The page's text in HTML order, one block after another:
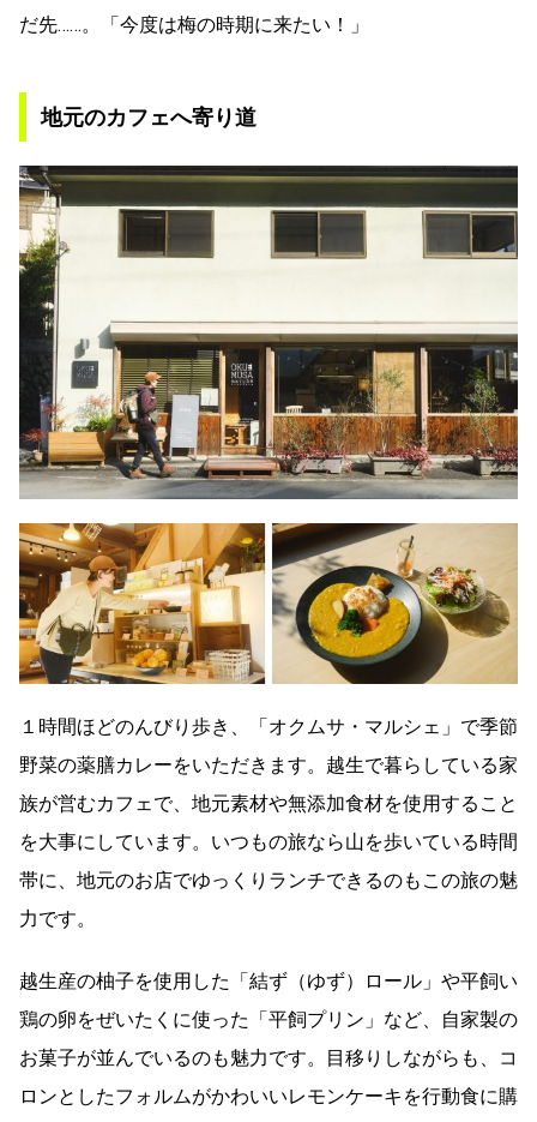
だ先……。「今度は梅の時期に来たい！」
地元のカフェへ寄り道
１時間ほどのんびり歩き、「オクムサ・マルシェ」で季節
野菜の薬膳カレーをいただきます。越生で暮らしている家
族が営むカフェで、地元素材や無添加食材を使用すること
を大事にしています。いつもの旅なら山を歩いている時間
帯に、地元のお店でゆっくりランチできるのもこの旅の魅
力です。
越生産の柚子を使用した「結ず（ゆず）ロール」や平飼い
鶏の卵をぜいたくに使った「平飼プリン」など、自家製の
お菓子が並んでいるのも魅力です。目移りしながらも、コ
ロンとしたフォルムがかわいいレモンケーキを行動食に購